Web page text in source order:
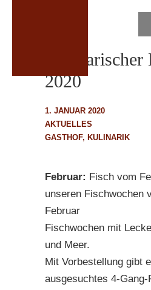
2020
1. JANUAR 2020
AKTUELLES
GASTHOF, KULINARIK
Februar: Fisch vom
unseren Fischwochen
Februar
Fischwochen mit
und Meer.
Mit Vorbestellung gibt
ausgesuchtes 4-